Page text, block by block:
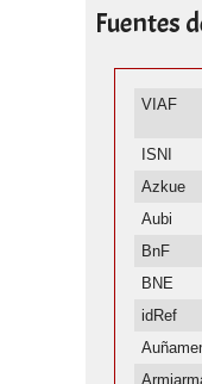
Fuentes
VIAF
ISNI
Azkue
Aubi
BnF
BNE
idRef